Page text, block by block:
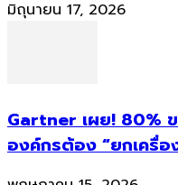
มิถุนายน 17, 2026
Gartner เผย! 80%
องค์กรต้อง “ยกเครื่อ